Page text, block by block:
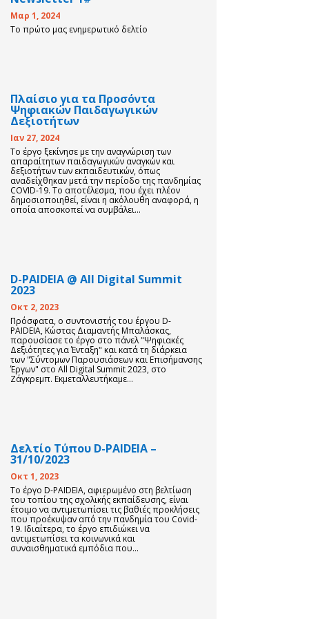
Μαρ 1, 2024
Το πρώτο μας ενημερωτικό δελτίο
Πλαίσιο για τα Προσόντα
Ψηφιακών Παιδαγωγικών
Δεξιοτήτων
Ιαν 27, 2024
Το έργο ξεκίνησε με την αναγνώριση των
απαραίτητων παιδαγωγικών αναγκών και
δεξιοτήτων των εκπαιδευτικών, όπως
αναδείχθηκαν μετά την περίοδο της πανδημίας
COVID-19. Το αποτέλεσμα, που έχει πλέον
δημοσιοποιηθεί, είναι η ακόλουθη αναφορά, η
οποία αποσκοπεί να συμβάλει...
D-PAIDEIA @ All Digital Summit
2023
Οκτ 2, 2023
Πρόσφατα, ο συντονιστής του έργου D-
PAIDEIA, Κώστας Διαμαντής Μπαλάσκας,
παρουσίασε το έργο στο πάνελ "Ψηφιακές
Δεξιότητες για Ένταξη" και κατά τη διάρκεια
των "Σύντομων Παρουσιάσεων και Επισήμανσης
Έργων" στο All Digital Summit 2023, στο
Ζάγκρεμπ. Εκμεταλλευτήκαμε...
Δελτίο Τύπου D-PAIDEIA –
31/10/2023
Οκτ 1, 2023
Το έργο D-PAIDEIA, αφιερωμένο στη βελτίωση
του τοπίου της σχολικής εκπαίδευσης, είναι
έτοιμο να αντιμετωπίσει τις βαθιές προκλήσεις
που προέκυψαν από την πανδημία του Covid-
19. Ιδιαίτερα, το έργο επιδιώκει να
αντιμετωπίσει τα κοινωνικά και
συναισθηματικά εμπόδια που...